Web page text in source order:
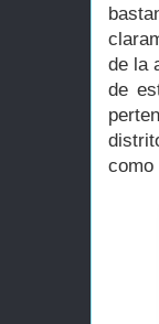
de la
de
como